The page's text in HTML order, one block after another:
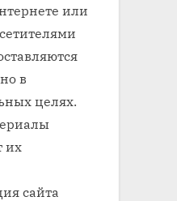
или
в
целях.
их
сайта